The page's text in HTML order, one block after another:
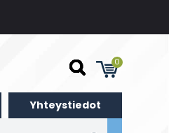
0
Yhteystiedot